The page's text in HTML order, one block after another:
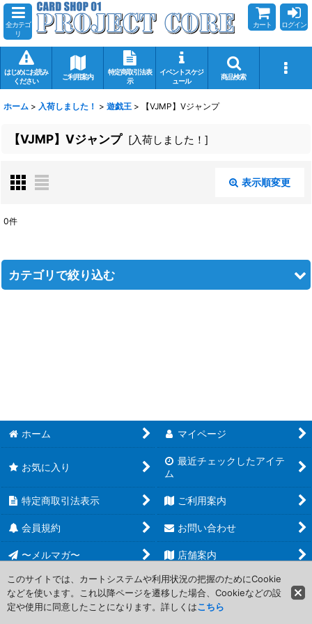
全カテゴ
リ
カート ログイン
はじめにお読み
ください
ご利用案内
特定商取引法表
示
イベントスケジ
ュール
商品検索
ホーム > 入荷しました！ > 遊戯王 > 【VJMP】Vジャンプ
【VJMP】Vジャンプ [入荷しました！ ]
表示順変更
在庫あり
0件
カテゴリで絞り込む
【20AP】20th ANNIVERSARY PACK 1st WAVE
【AC04】アニメーション クロニクル 2024
【AC02】アニメーション クロニクル 2022
【AC01】アニメーション クロニクル 2021
【CP20】COLLECTION PACK 2020
【GS06】ゴールドシリーズ2014
【PP】プレミアムパック
ホーム マイページ
お気に入り
最近チェックしたアイテ
ム
特定商取引法表示 ご利用案内
会員規約 お問い合わせ
〜メルマガ〜 店舗案内
Copyright (C) 2006-2017 PROJECT CORE Corporation. All Rights
Reserved.
このサイトでは、カートシステムや利用状況の把握のためにCookie
などを使います。これ以降ページを遷移した場合、Cookieなどの設
定や使用に同意したことになります。詳しくはこちら